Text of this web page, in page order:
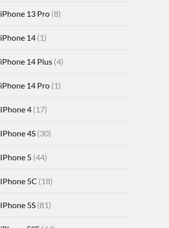
iPhone 13 Pro(8)
iPhone 14(1)
iPhone 14 Plus(4)
iPhone 14 Pro(1)
IPhone 4(17)
IPhone 4S(30)
IPhone 5(44)
IPhone 5C (18)
IPhone 5S(81)